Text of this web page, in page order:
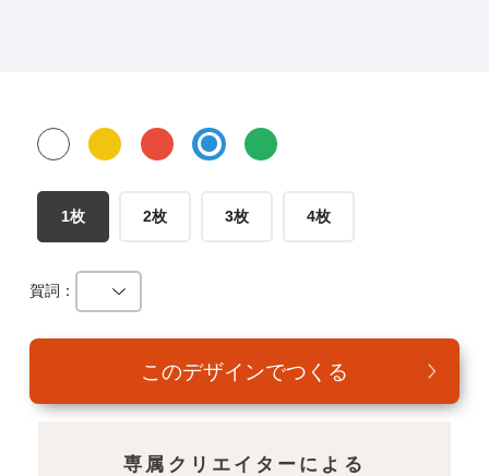
お問い合わせ
1枚 2枚 3枚 4枚
賀詞：
専属クリエイターによる